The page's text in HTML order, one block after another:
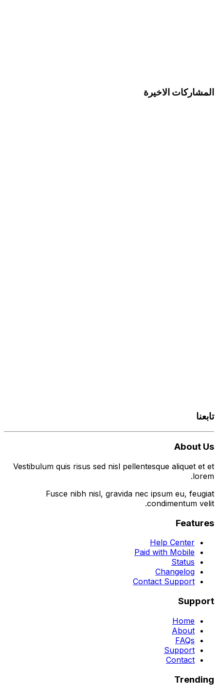
المشاركات الاخيرة
تابعنا
About Us
Vestibulum quis risus sed nisl pellentesque aliquet et et
lorem.
Fusce nibh nisl, gravida nec ipsum eu, feugiat
condimentum velit.
Features
Help Center
Paid with Mobile
Status
Changelog
Contact Support
Support
Home
About
FAQs
Support
Contact
Trending